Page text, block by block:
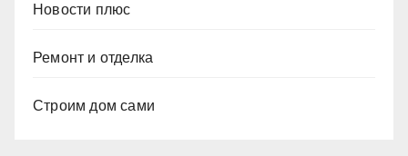
Новости плюс
Ремонт и отделка
Строим дом сами